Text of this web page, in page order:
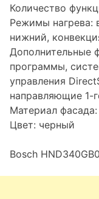
Количество
Режимы нагрева:
нижний,
Дополнительные
программы,
управления
направляющие 1-
Материал фасада:
Цвет: черный
Bosch HND340GB0